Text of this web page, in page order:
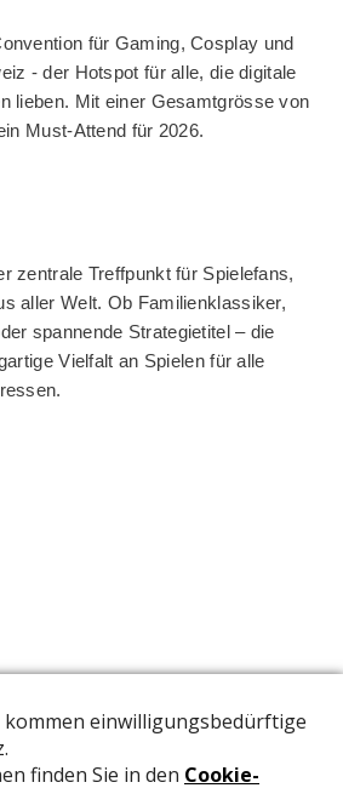
für Gaming, Cosplay und
- der Hotspot für alle, die digitale
lieben. Mit einer Gesamtgrösse von
Must-Attend für 2026.
zentrale Treffpunkt für Spielefans,
aller Welt. Ob Familienklassiker,
spannende Strategietitel – die
Vielfalt an Spielen für alle